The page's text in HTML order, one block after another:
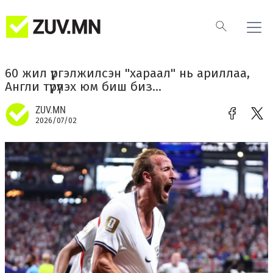
60 жил үргэлжилсэн "хараал" нь ариллаа,
Англи түрүүлэх юм биш биз...
ZUV.MN
2026/07/02